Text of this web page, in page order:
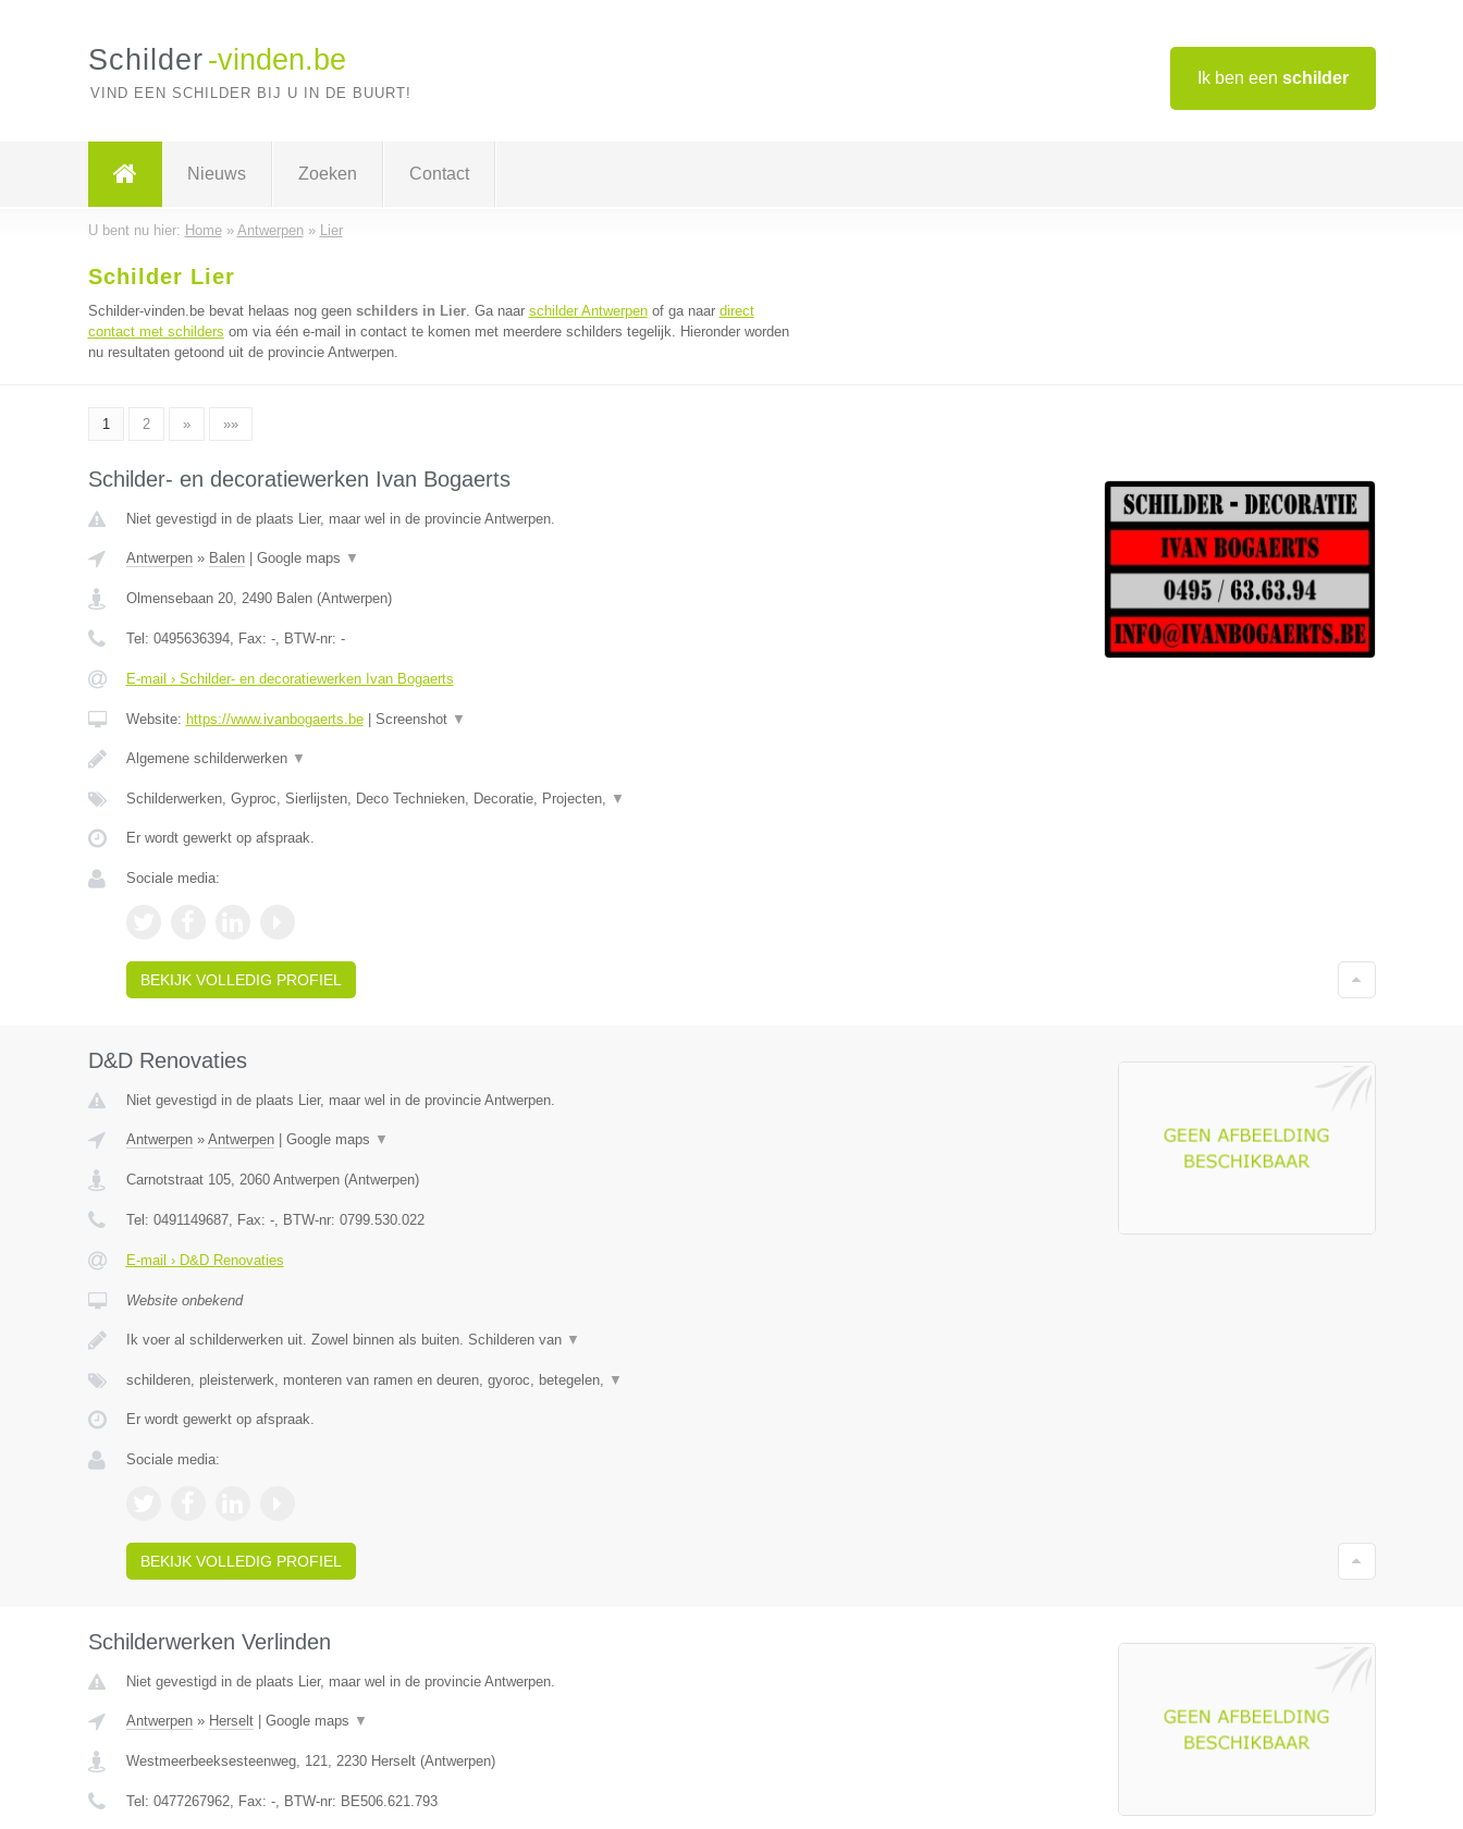
Ik ben een schilder
Schilder -vinden.be
VIND EEN SCHILDER BIJ U IN DE BUURT!
Nieuws Zoeken Contact
U bent nu hier: Home» Antwerpen» Lier
Schilder Lier
Schilder-vinden.be bevat helaas nog geen schilders in Lier. Ga naar schilder Antwerpenof ga naar direct
contact met schilders om via één e-mail in contact te komen met meerdere schilders tegelijk. Hieronder worden
nu resultaten getoond uit de provincie Antwerpen.
1 2 » »»
Schilder- en decoratiewerken Ivan Bogaerts
Niet gevestigd in de plaats Lier, maar wel in de provincie Antwerpen.
Antwerpen» Balen| Google maps ▼
Olmensebaan 20, 2490 Balen(Antwerpen)
Tel: 0495636394, Fax: -, BTW-nr: -
E-mail › Schilder- en decoratiewerken Ivan Bogaerts
Website: https://www.ivanbogaerts.be| Screenshot ▼
Algemene schilderwerken ▼
Schilderwerken, Gyproc, Sierlijsten, Deco Technieken, Decoratie, Projecten, ▼
Er wordt gewerkt op afspraak.
Sociale media:
BEKIJK VOLLEDIG PROFIEL
D&D Renovaties
Niet gevestigd in de plaats Lier, maar wel in de provincie Antwerpen.
Antwerpen» Antwerpen| Google maps ▼
Carnotstraat 105, 2060 Antwerpen(Antwerpen)
Tel: 0491149687, Fax: -, BTW-nr: 0799.530.022
E-mail › D&D Renovaties
Website onbekend
Ik voer al schilderwerken uit. Zowel binnen als buiten. Schilderen van ▼
schilderen, pleisterwerk, monteren van ramen en deuren, gyoroc, betegelen, ▼
Er wordt gewerkt op afspraak.
Sociale media:
BEKIJK VOLLEDIG PROFIEL
Schilderwerken Verlinden
Niet gevestigd in de plaats Lier, maar wel in de provincie Antwerpen.
Antwerpen» Herselt| Google maps ▼
Westmeerbeeksesteenweg, 121, 2230 Herselt(Antwerpen)
Tel: 0477267962, Fax: -, BTW-nr: BE506.621.793